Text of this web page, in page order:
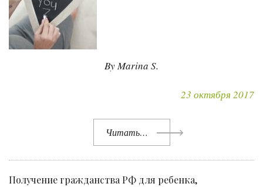
By Marina S.
23 октября 2017
Читать…
Получение гражданства РФ для ребенка,